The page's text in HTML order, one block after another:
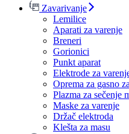
Zavarivanje
Lemilice
Aparati za varenje
Breneri
Gorionici
Punkt aparat
Elektrode za
Oprema za gasno
Plazma za sečenje
Maske za varenje
Držač elektroda
Klešta za masu